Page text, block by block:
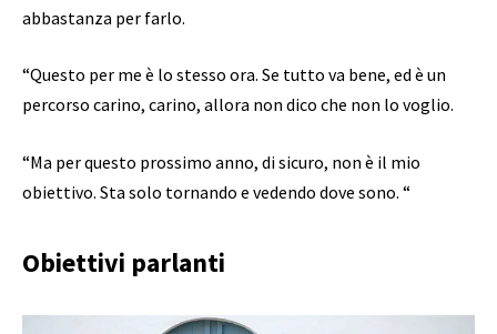
abbastanza per farlo.
“Questo per me è lo stesso ora. Se tutto va bene, ed è un
percorso carino, carino, allora non dico che non lo voglio.
“Ma per questo prossimo anno, di sicuro, non è il mio
obiettivo. Sta solo tornando e vedendo dove sono. “
Obiettivi parlanti